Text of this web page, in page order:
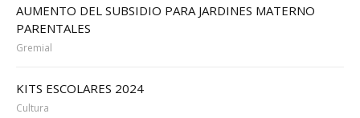
AUMENTO DEL SUBSIDIO PARA JARDINES MATERNO
PARENTALES
Gremial
KITS ESCOLARES 2024
Cultura